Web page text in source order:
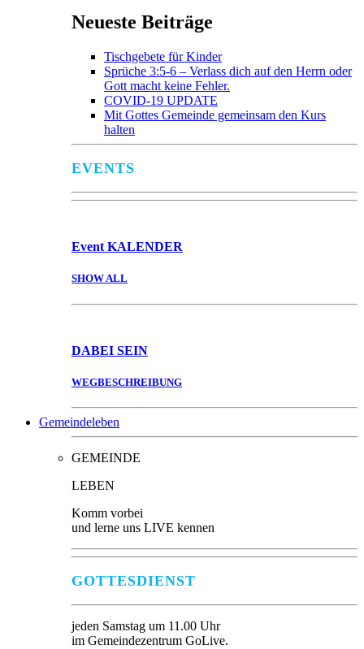
Neueste Beiträge
Tischgebete für Kinder
Sprüche 3:5-6 – Verlass dich auf den Herrn oder
Gott macht keine Fehler.
COVID-19 UPDATE
Mit Gottes Gemeinde gemeinsam den Kurs
halten
EVENTS
Event KALENDER
SHOW ALL
DABEI SEIN
WEGBESCHREIBUNG
Gemeindeleben
GEMEINDE
LEBEN
Komm vorbei
und lerne uns LIVE kennen
GOTTESDIENST
jeden Samstag um 11.00 Uhr
im Gemeindezentrum GoLive.